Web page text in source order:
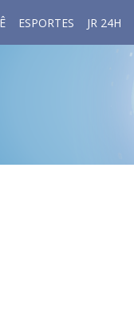
ESPORTES JR 24H